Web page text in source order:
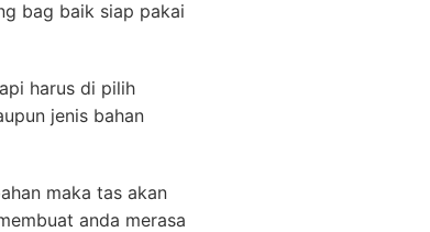
bag baik siap pakai
harus di pilih
jenis bahan
maka tas akan
anda merasa